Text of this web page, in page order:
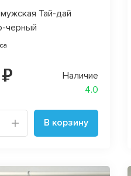
Тай-дай
черный
Наличие
4.0
В корзину